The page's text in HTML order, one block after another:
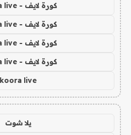
كورة لايف - koora live
كورة لايف - koora live
كورة لايف - koora live
كورة لايف - koora live
koora live
يلا شوت